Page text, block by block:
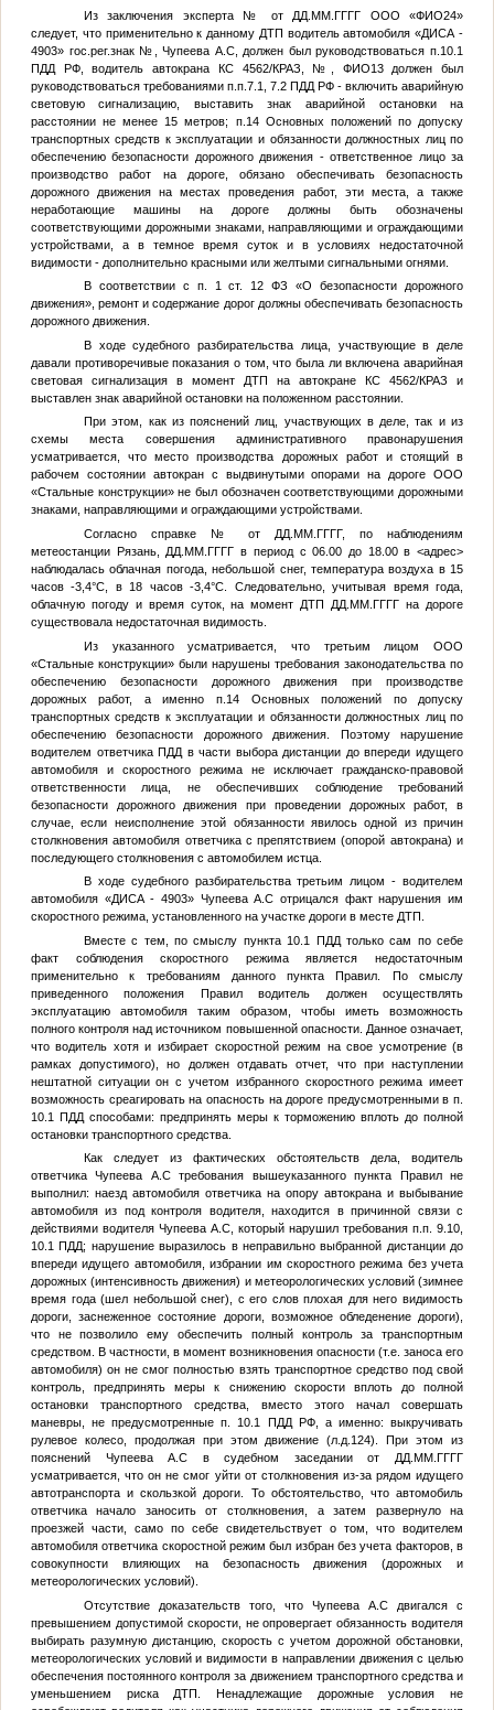
Из заключения эксперта № от ДД.ММ.ГГГГ ООО «ФИО24»
следует, что применительно к данному ДТП водитель автомобиля «ДИСА -
4903» гос.рег.знак № ,Чупеева А.С, должен был руководствоваться п.10.1
ПДД РФ, водитель автокрана КС 4562/КРАЗ, № ФИО13должен был
руководствоваться требованиями п.п.7.1, 7.2 ПДД РФ - включить аварийную
световую сигнализацию, выставить знак аварийной остановки на
расстоянии не менее 15 метров; п.14 Основных положений по допуску
транспортных средств к эксплуатации и обязанности должностных лиц по
обеспечению безопасности дорожного движения - ответственное лицо за
производство работ на дороге, обязано обеспечивать безопасность
дорожного движения на местах проведения работ, эти места, а также
неработающие машины на дороге должны быть обозначены
соответствующими дорожными знаками, направляющими и ограждающими
устройствами, а в темное время суток и в условиях недостаточной
видимости - дополнительно красными или желтыми сигнальными огнями.
В соответствии с п. 1 ст. 12 ФЗ «О безопасности дорожного
движения», ремонт и содержание дорог должны обеспечивать безопасность
дорожного движения.
В ходе судебного разбирательства лица, участвующие в деле
давали противоречивые показания о том, что была ли включена аварийная
световая сигнализация в момент ДТП на автокране КС 4562/КРАЗ и
выставлен знак аварийной остановки на положенном расстоянии.
При этом, как из пояснений лиц, участвующих в деле, так и из
схемы места совершения административного правонарушения
усматривается, что место производства дорожных работ и стоящий в
рабочем состоянии автокран с выдвинутыми опорами на дороге ООО
«Стальные конструкции» не был обозначен соответствующими дорожными
знаками, направляющими и ограждающими устройствами.
Согласно справке
№ от ДД.ММ.ГГГГ, по наблюдениям
метеостанции Рязань, ДД.ММ.ГГГГ в период с 06.00 до 18.00 в<адрес>
наблюдалась облачная погода, небольшой снег, температура воздуха в 15
часов -3,4°С, в 18 часов -3,4°С. Следовательно, учитывая время года,
облачную погоду и время суток, на момент ДТП ДД.ММ.ГГГГ на дороге
существовала недостаточная видимость.
Из указанного усматривается, что третьим лицом ООО
«Стальные конструкции» были нарушены требования законодательства по
обеспечению безопасности дорожного движения при производстве
дорожных работ, а именно п.14 Основных положений по допуску
транспортных средств к эксплуатации и обязанности должностных лиц по
обеспечению безопасности дорожного движения. Поэтому нарушение
водителем ответчика ПДД в части выбора дистанции до впереди идущего
автомобиля и скоростного режима не исключает гражданско-правовой
ответственности лица, не обеспечивших соблюдение требований
безопасности дорожного движения при проведении дорожных работ, в
случае, если неисполнение этой обязанности явилось одной из причин
столкновения автомобиля ответчика с препятствием (опорой автокрана) и
последующего столкновения с автомобилем истца.
В ходе судебного разбирательства третьим лицом - водителем
автомобиля «ДИСА - 4903» Чупеева А.С отрицался факт нарушения им
скоростного режима, установленного на участке дороги в месте ДТП.
Вместе с тем, по смыслу пункта 10.1 ПДД только сам по себе
факт соблюдения скоростного режима является недостаточным
применительно к требованиям данного пункта Правил. По смыслу
приведенного положения Правил водитель должен осуществлять
эксплуатацию автомобиля таким образом, чтобы иметь возможность
полного контроля над источником повышенной опасности. Данное означает,
что водитель хотя и избирает скоростной режим на свое усмотрение (в
рамках допустимого), но должен отдавать отчет, что при наступлении
нештатной ситуации он с учетом избранного скоростного режима имеет
возможность среагировать на опасность на дороге предусмотренными в п.
10.1 ПДД способами: предпринять меры к торможению вплоть до полной
остановки транспортного средства.
Как следует из фактических обстоятельств дела, водитель
ответчикаЧупеева А.Стребования вышеуказанного пункта Правил не
выполнил: наезд автомобиля ответчика на опору автокрана и выбывание
автомобиля из под контроля водителя, находится в причинной связи с
действиями водителя Чупеева А.С , который нарушил требования п.п. 9.10,
10.1 ПДД; нарушение выразилось в неправильно выбранной дистанции до
впереди идущего автомобиля, избрании им скоростного режима без учета
дорожных (интенсивность движения) и метеорологических условий (зимнее
время года (шел небольшой снег), с его слов плохая для него видимость
дороги, заснеженное состояние дороги, возможное обледенение дороги),
что не позволило ему обеспечить полный контроль за транспортным
средством. В частности, в момент возникновения опасности (т.е. заноса его
автомобиля) он не смог полностью взять транспортное средство под свой
контроль, предпринять меры к снижению скорости вплоть до полной
остановки транспортного средства, вместо этого начал совершать
маневры, не предусмотренные п. 10.1 ПДД РФ, а именно: выкручивать
рулевое колесо, продолжая при этом движение (л.д.124). При этом из
пояснений Чупеева А.С в судебном заседании от ДД.ММ.ГГГГ
усматривается, что он не смог уйти от столкновения из-за рядом идущего
автотранспорта и скользкой дороги. То обстоятельство, что автомобиль
ответчика начало заносить от столкновения, а затем развернуло на
проезжей части, само по себе свидетельствует о том, что водителем
автомобиля ответчика скоростной режим был избран без учета факторов, в
совокупности влияющих на безопасность движения (дорожных и
метеорологических условий).
Отсутствие доказательств того, чтоЧупеева А.С двигался с
превышением допустимой скорости, не опровергает обязанность водителя
выбирать разумную дистанцию, скорость с учетом дорожной обстановки,
метеорологических условий и видимости в направлении движения с целью
обеспечения постоянного контроля за движением транспортного средства и
уменьшением риска ДТП. Ненадлежащие дорожные условия не